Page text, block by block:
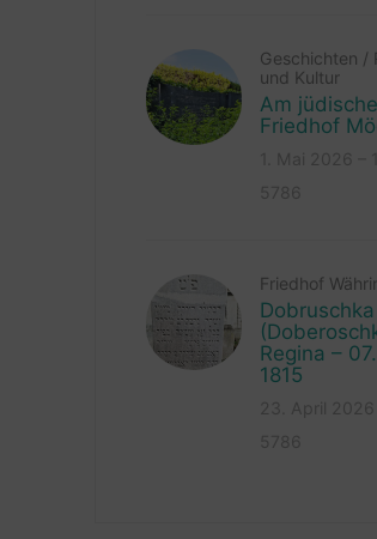
Geschichten /
und Kultur
Am
Friedhof
Friedhof
Dobruschka
Regina –
1815